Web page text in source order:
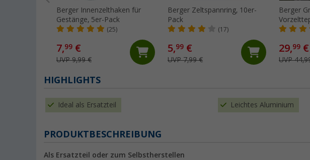
Berger Innenzelthaken für
Gestänge, 5er-Pack
(25)
7,99 €
UVP 9,99 €
Berger Zeltspannring, 10er-
Pack
(17)
5,99 €
UVP 7,99 €
Berger
29,99 €
UVP
HIGHLIGHTS
Ideal als Ersatzteil Leichtes Aluminium
PRODUKTBESCHREIBUNG
Als Ersatzteil oder zum Selbstherstellen